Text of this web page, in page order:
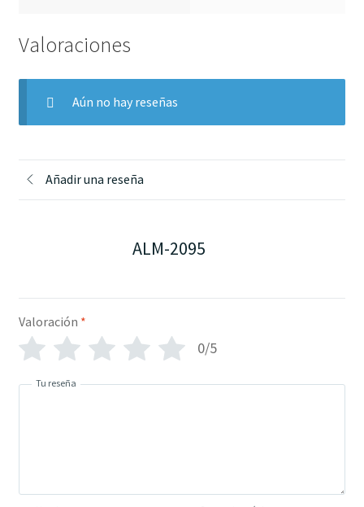
Valoraciones
Aún no hay reseñas
Añadir una reseña
ALM-2095
Valoración *
0/5
Tu reseña